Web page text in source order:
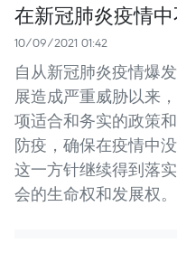
在新冠肺炎疫情
10/09/2021 01:42
自从新冠肺炎疫情爆
展造成严重威胁以来
项适合和务实的政策
防疫，确保在疫情中
这一方针继续得到落
会的生命权和发展权。